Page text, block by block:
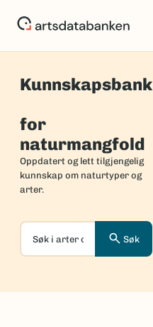
Forside
Kunnskapsbank
for
naturmangfold
Oppdatert og lett tilgjengelig
kunnskap om naturtyper og
arter.
i
og
Søk